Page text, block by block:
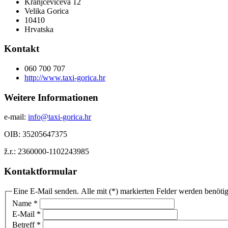
Velika Gorica
10410
Hrvatska
Kontakt
060 700 707
http://www.taxi-gorica.hr
Weitere Informationen
e-mail: info@taxi-gorica.hr
OIB: 35205647375
ž.r.: 2360000-1102243985
Kontaktformular
Eine E-Mail senden. Alle mit (*) markierten Felder werden
Name *
E-Mail *
Betreff*